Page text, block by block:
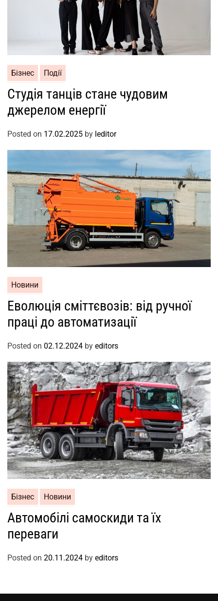
Бізнес Події
Студія танців стане чудовим
джерелом енергії
Posted on 17.02.2025 by leditor
Новини
Еволюція сміттєвозів: від ручної
праці до автоматизації
Posted on 02.12.2024 by editors
Бізнес Новини
Автомобілі самоскиди та їх
переваги
Posted on 20.11.2024 by editors